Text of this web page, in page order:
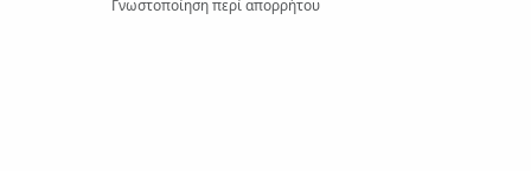
Γνωστοποίηση περί απορρήτου